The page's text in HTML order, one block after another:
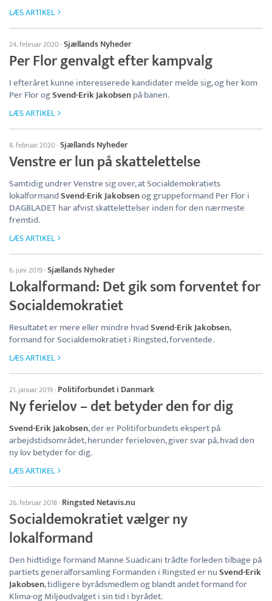
LÆS ARTIKEL
24. februar 2020·Sjællands Nyheder
Per Flor genvalgt efter kampvalg
I efteråret kunne interesserede kandidater melde sig, og her kom
Per Flor ogSvend-Erik Jakobsenpå banen.
LÆS ARTIKEL
8. februar 2020·Sjællands Nyheder
Venstre er lun på skattelettelse
Samtidig undrer Venstre sig over, at Socialdemokratiets
lokalformandSvend-Erik Jakobsenog gruppeformand Per Flor i
DAGBLADET har afvist skattelettelser inden for den nærmeste
fremtid.
LÆS ARTIKEL
6. juni 2019·Sjællands Nyheder
Lokalformand: Det gik som forventet for
Socialdemokratiet
Resultatet er mere eller mindre hvadSvend-Erik Jakobsen,
formand for Socialdemokratiet i Ringsted, forventede.
LÆS ARTIKEL
21. januar 2019· Politiforbundet i Danmark
Ny ferielov – det betyder den for dig
Svend-Erik Jakobsen, der er Politiforbundets ekspert på
arbejdstidsområdet, herunder ferieloven, giver svar på, hvad den
ny lov betyder for dig.
LÆS ARTIKEL
26. februar 2018· Ringsted Netavis.nu
Socialdemokratiet vælger ny
lokalformand
Den hidtidige formand Manne Suadicani trådte forleden tilbage på
partiets generalforsamling Formanden i Ringsted er nuSvend-Erik
Jakobsen, tidligere byrådsmedlem og blandt andet formand for
Klima-og Miljøudvalget i sin tid i byrådet.